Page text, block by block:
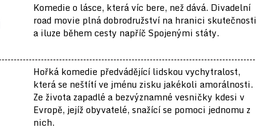
Komedie o lásce, která víc bere, než dává. Divadelní
road movie plná dobrodružství na hranici skutečnosti
a iluze během cesty napříč Spojenými státy.
Hořká komedie předvádějící lidskou vychytralost,
která se neštítí ve jménu zisku jakékoli amorálnosti.
Ze života zapadlé a bezvýznamné vesničky kdesi v
Evropě, jejíž obyvatelé, snažící se pomoci jednomu z
nich.